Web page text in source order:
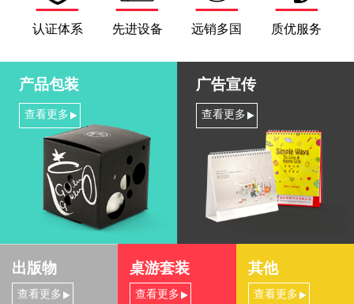
认证体系 先进设备 远销多国 质优服务
产品包装
查看更多
广告宣传
查看更多
出版物
查看更多
桌游套装
查看更多
其他
查看更多